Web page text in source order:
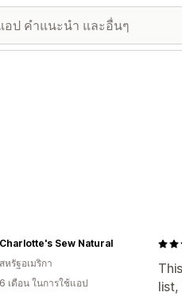
Charlotte's Sew Natural
สหรัฐอเมริกา
6 เดือน ในการใช้แอป